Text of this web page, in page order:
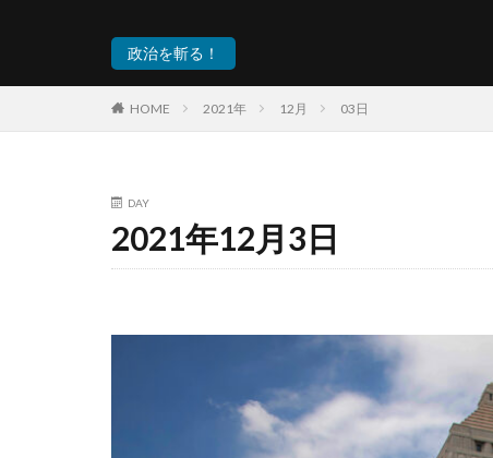
政治を斬る！
HOME 2021年 12月 03日
DAY
2021年12月3日